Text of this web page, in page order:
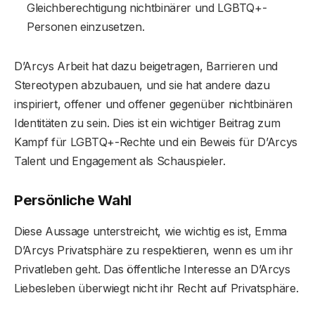
Gleichberechtigung nichtbinärer und LGBTQ+-
Personen einzusetzen.
D’Arcys Arbeit hat dazu beigetragen, Barrieren und
Stereotypen abzubauen, und sie hat andere dazu
inspiriert, offener und offener gegenüber nichtbinären
Identitäten zu sein. Dies ist ein wichtiger Beitrag zum
Kampf für LGBTQ+-Rechte und ein Beweis für D’Arcys
Talent und Engagement als Schauspieler.
Persönliche Wahl
Diese Aussage unterstreicht, wie wichtig es ist, Emma
D’Arcys Privatsphäre zu respektieren, wenn es um ihr
Privatleben geht. Das öffentliche Interesse an D’Arcys
Liebesleben überwiegt nicht ihr Recht auf Privatsphäre.